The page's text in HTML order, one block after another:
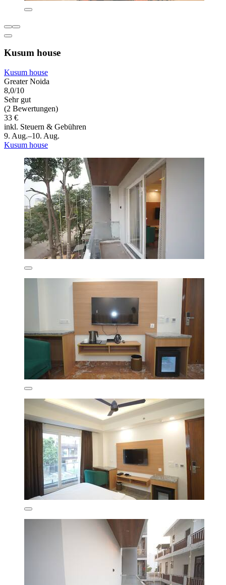
Kusum house
Kusum house
Greater Noida
8,0/10
Sehr gut
(2 Bewertungen)
33 €
inkl. Steuern & Gebühren
9. Aug.–10. Aug.
Kusum house